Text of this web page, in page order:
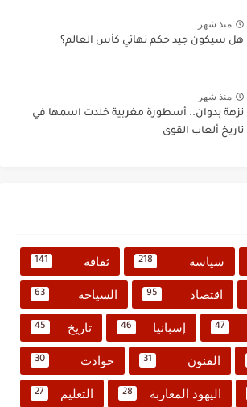
منذ شهر
هل سيكون جيد حكم نهائي كأس العالم؟
منذ شهر
نزهة بدوان.. أسطورة مغربية خلدت اسمها في
تاريخ ألعاب القوى
سياسة 218 ثقافة 141
اقتصاد 95 السياحة 63
47 إسبانيا 46 تاريخ 45
الفنون 31 حوادث 30
اليهود المغاربة 28 التعليم 27